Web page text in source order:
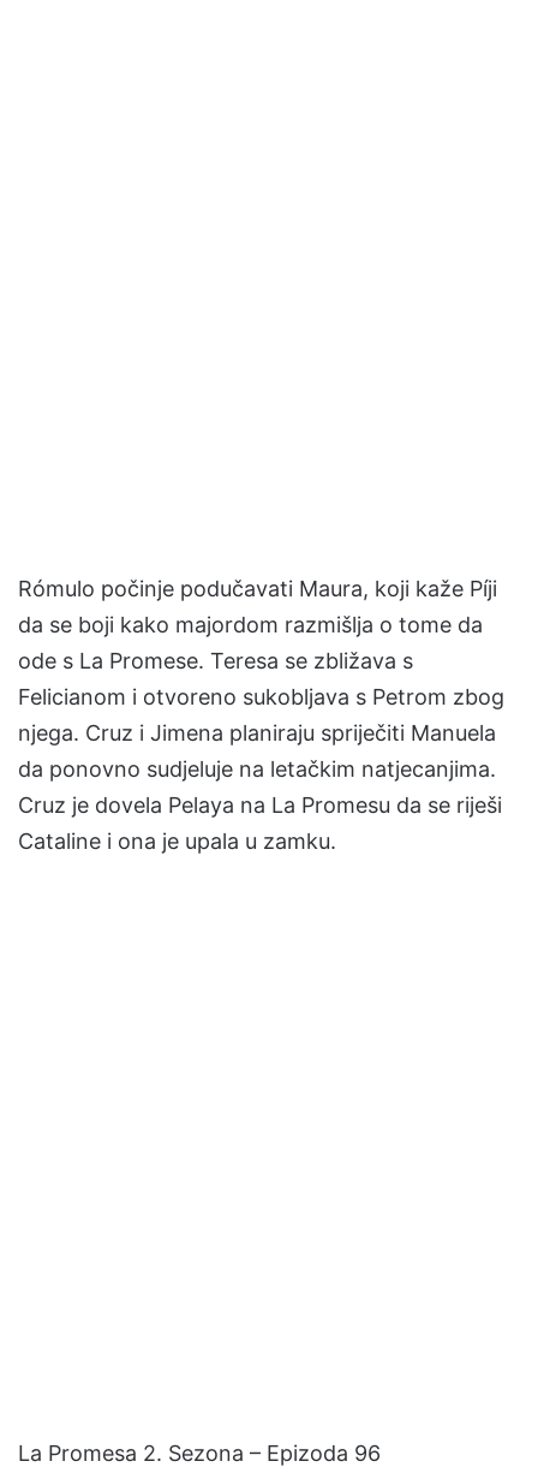
Rómulo počinje podučavati Maura, koji kaže Píji
da se boji kako majordom razmišlja o tome da
ode s La Promese. Teresa se zbližava s
Felicianom i otvoreno sukobljava s Petrom zbog
njega. Cruz i Jimena planiraju spriječiti Manuela
da ponovno sudjeluje na letačkim natjecanjima.
Cruz je dovela Pelaya na La Promesu da se riješi
Cataline i ona je upala u zamku.
La Promesa 2. Sezona – Epizoda 96